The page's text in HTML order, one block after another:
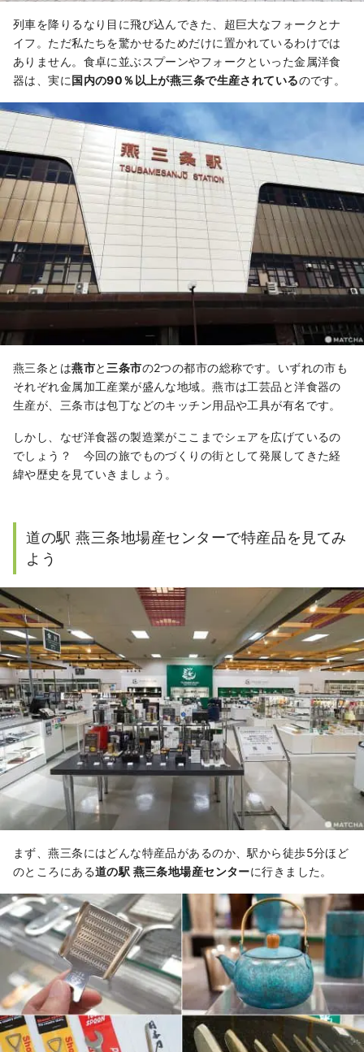
列車を降りるなり目に飛び込んできた、超巨大なフォークとナ
イフ。ただ私たちを驚かせるためだけに置かれているわけでは
ありません。食卓に並ぶスプーンやフォークといった金属洋食
器は、実に国内の90％以上が燕三条で生産されているのです。
燕三条とは燕市と 三条市の2つの都市の総称です。いずれの市も
それぞれ金属加工産業が盛んな地域。燕市は工芸品と洋食器の
生産が、三条市は包丁などのキッチン用品や工具が有名です。
しかし、なぜ洋食器の製造業がここまでシェアを広げているの
でしょう？ 今回の旅でものづくりの街として発展してきた経
緯や歴史を見ていきましょう。
道の駅 燕三条地場産センターで特産品を見てみ
よう
まず、燕三条にはどんな特産品があるのか、駅から徒歩5分ほど
のところにある道の駅 燕三条地場産センターに行きました。